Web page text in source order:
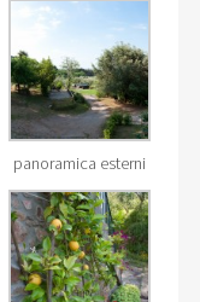
panoramica esterni